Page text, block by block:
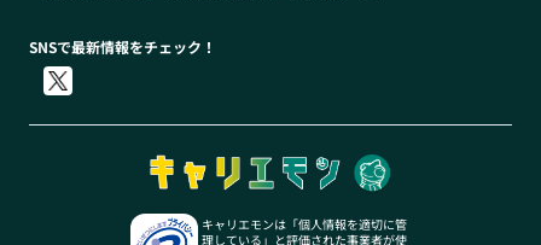
SNSで最新情報をチェック！
キャリエモンは「個人情報を適切に管
理している」と評価された事業者が使